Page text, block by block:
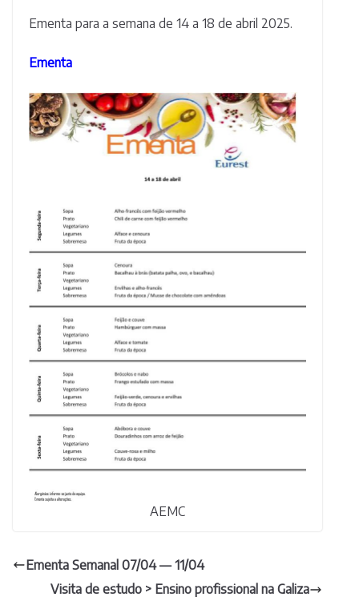
Ementa para a semana de 14 a 18 de abril 2025.
Ementa
AEMC
Ementa Semanal 07/04 — 11/04
Visita de estudo > Ensino profissional na Galiza